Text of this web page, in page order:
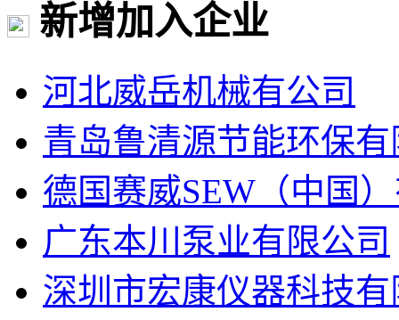
新增加入企业
河北威岳机械有公司
青岛鲁清源节能环保
德国赛威SEW（中国
广东本川泵业有限公司
深圳市宏康仪器科技